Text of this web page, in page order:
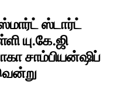
ஸ்டார்ட்
யு.கே.ஜி
சாம்பியன்ஷிப்